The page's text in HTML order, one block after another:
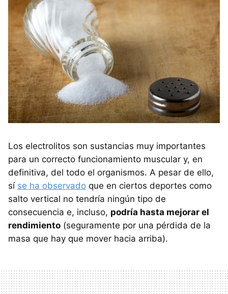
Los electrolitos son sustancias muy importantes
para un correcto funcionamiento muscular y, en
definitiva, del todo el organismos. A pesar de ello,
sí se ha observado que en ciertos deportes como
salto vertical no tendría ningún tipo de
consecuencia e, incluso, podría hasta mejorar el
rendimiento (seguramente por una pérdida de la
masa que hay que mover hacia arriba).